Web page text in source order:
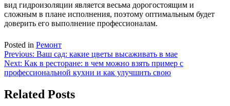
вид гидроизоляции является весьма дорогостоящим и
сложным в плане исполнения, поэтому оптимальным будет
доверить его выполнение профессионалам.
Posted in Ремонт
Навигация
по
Previous: Ваш сад: какие цветы высаживать в мае
Next: Как в ресторане: в чем можно взять пример с
профессиональной кухни и как улучшить свою
Related Posts